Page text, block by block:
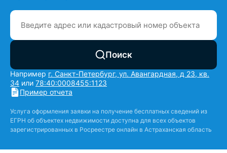
Поиск
Например г. Санкт-Петербург, ул. Авангардная, д 23, кв.
34 или 78:40:0008455:1123
Пример отчета
Услуга оформления заявки на получение бесплатных сведений из
ЕГРН об объектех недвижимости доступна для всех объектов
зарегистрированных в Росреестре онлайн в Астраханская область